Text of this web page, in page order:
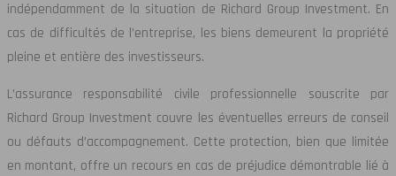
indépendamment de la situation de Richard Group Investment. En
cas de difficultés de l’entreprise, les biens demeurent la propriété
pleine et entière des investisseurs.
L’assurance responsabilité civile professionnelle souscrite par
Richard Group Investment couvre les éventuelles erreurs de conseil
ou défauts d’accompagnement. Cette protection, bien que limitée
en montant, offre un recours en cas de préjudice démontrable lié à